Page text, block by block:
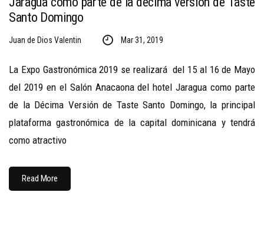
Santo Domingo
Juan de Dios Valentin Mar 31, 2019
La Expo Gastronómica 2019 se realizará del 15 al 16 de Mayo
del 2019 en el Salón Anacaona del hotel Jaragua como parte
de la Décima Versión de Taste Santo Domingo, la principal
plataforma gastronómica de la capital dominicana y tendrá
como atractivo
Read More